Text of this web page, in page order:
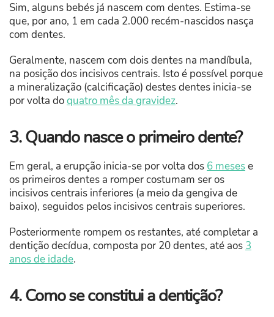
Sim, alguns bebés já nascem com dentes. Estima-se
que, por ano, 1 em cada 2.000 recém-nascidos nasça
com dentes.
Geralmente, nascem com dois dentes na mandíbula,
na posição dos incisivos centrais. Isto é possível porque
a mineralização (calcificação) destes dentes inicia-se
por volta doquatro mês da gravidez.
3. Quando nasce o primeiro dente?
Em geral, a erupção inicia-se por volta dos 6 mesese
os primeiros dentes a romper costumam ser os
incisivos centrais inferiores (a meio da gengiva de
baixo), seguidos pelos incisivos centrais superiores.
Posteriormente rompem os restantes, até completar a
dentição decídua, composta por 20 dentes, até aos 3
anos de idade.
4. Como se constitui a dentição?